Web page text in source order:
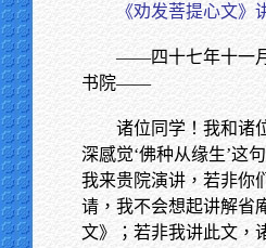
《劝发菩提心文》
——四十七年十一
书院——
诸位同学！我和诸
深感觉‘佛种从缘生’这
我来贵院演讲，若非你
请，我不会想起讲解省
文》；若非我讲此文，